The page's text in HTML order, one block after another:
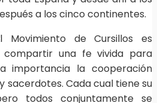
a los cinco continentes.
Movimiento de Cursillos es
una fe vivida para
importancia la cooperación
sacerdotes. Cada cual tiene su
todos conjuntamente se